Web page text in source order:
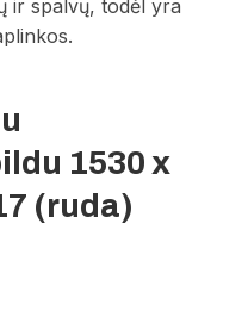
ir spalvų, todėl yra
1530 x
(ruda)